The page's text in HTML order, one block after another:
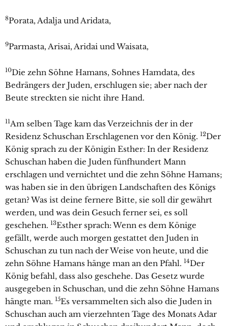
8Porata, Adalja und Aridata,
9Parmasta, Arisai, Aridai und Waisata,
10Die zehn Söhne Hamans, Sohnes Hamdata, des
Bedrängers der Juden, erschlugen sie; aber nach der
Beute streckten sie nicht ihre Hand.
11Am selben Tage kam das Verzeichnis der in der
Residenz Schuschan Erschlagenen vor den König. 12Der
König sprach zu der Königin Esther: In der Residenz
Schuschan haben die Juden fünfhundert Mann
erschlagen und vernichtet und die zehn Söhne Hamans;
was haben sie in den übrigen Landschaften des Königs
getan? Was ist deine fernere Bitte, sie soll dir gewährt
werden, und was dein Gesuch ferner sei, es soll
geschehen. 13Esther sprach: Wenn es dem Könige
gefällt, werde auch morgen gestattet den Juden in
Schuschan zu tun nach der Weise von heute, und die
zehn Söhne Hamans hänge man an den Pfahl. 14Der
König befahl, dass also geschehe. Das Gesetz wurde
ausgegeben in Schuschan, und die zehn Söhne Hamans
hängte man. 15Es versammelten sich also die Juden in
Schuschan auch am vierzehnten Tage des Monats Adar